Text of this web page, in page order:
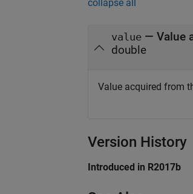
collapse all
value — Value
double
Value acquired from
Version History
Introduced in R2017b